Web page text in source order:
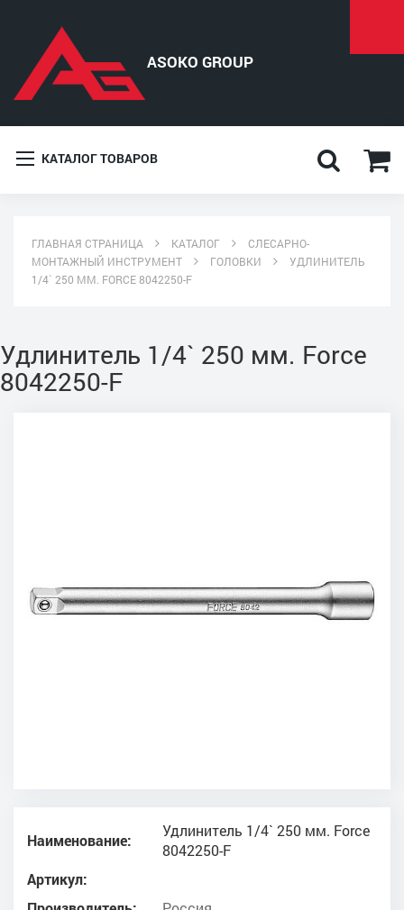
КАТАЛОГ ТОВАРОВ
ГЛАВНАЯ СТРАНИЦА КАТАЛОГ
СЛЕСАРНО-
МОНТАЖНЫЙ ИНСТРУМЕНТ
ГОЛОВКИ
УДЛИНИТЕЛЬ
1/4` 250 ММ. FORCE 8042250-F
Удлинитель 1/4` 250 мм. Force
8042250-F
Наименование:
Удлинитель 1/4` 250 мм. Force
8042250-F
Артикул: